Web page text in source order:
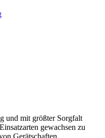
und mit größter Sorgfalt
gewachsen zu
Gerätschaften.